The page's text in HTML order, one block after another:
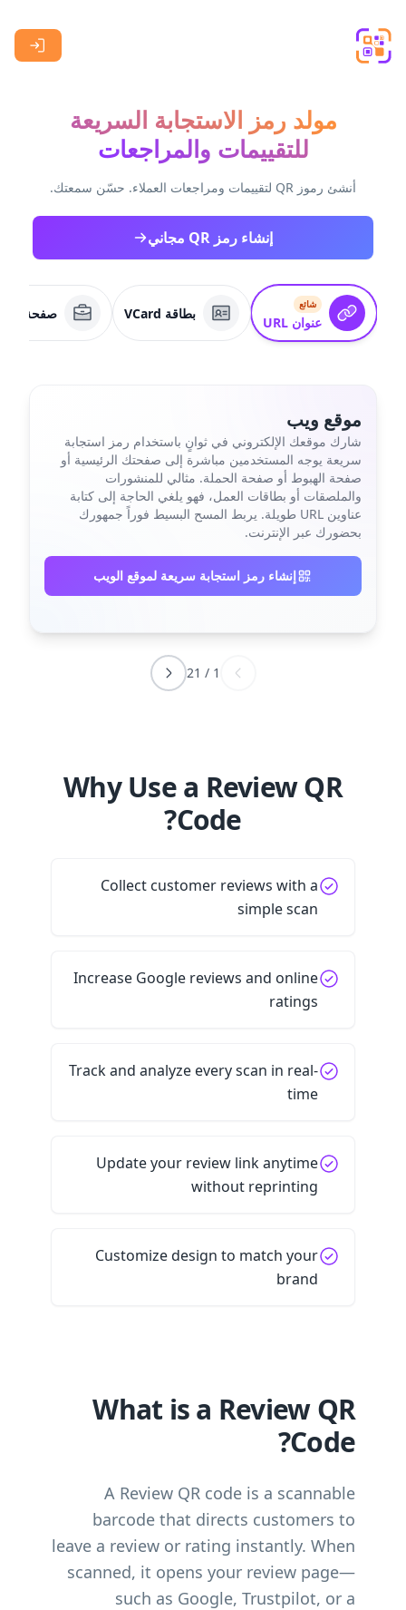
مولد رمز الاستجابة السريعة
للتقييمات والمراجعات
أنشئ رموز QR لتقييمات ومراجعات العملاء. حسّن سمعتك.
إنشاء رمز QR مجاني
شائع
عنوان URL
بطاقة VCard صفحة
موقع ويب
شارك موقعك الإلكتروني في ثوانٍ باستخدام رمز استجابة
سريعة يوجه المستخدمين مباشرة إلى صفحتك الرئيسية أو
صفحة الهبوط أو صفحة الحملة. مثالي للمنشورات
والملصقات أو بطاقات العمل، فهو يلغي الحاجة إلى كتابة
عناوين URL طويلة. يربط المسح البسيط فوراً جمهورك
بحضورك عبر الإنترنت.
إنشاء رمز استجابة سريعة لموقع الويب
1
/
21
Why Use a Review QR
Code?
Collect customer reviews with a
simple scan
Increase Google reviews and online
ratings
Track and analyze every scan in real-
time
Update your review link anytime
without reprinting
Customize design to match your
brand
What is a Review QR
Code?
A Review QR code is a scannable
barcode that directs customers to
leave a review or rating instantly. When
scanned, it opens your review page—
such as Google, Trustpilot, or a